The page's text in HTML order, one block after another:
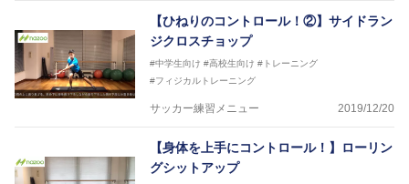
【ひねりのコントロール！②】サイドラン
ジクロスチョップ
#中学生向け #高校生向け #トレーニング
#フィジカルトレーニング
サッカー練習メニュー 2019/12/20
【身体を上手にコントロール！】ローリン
グシットアップ